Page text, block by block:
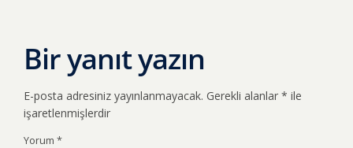
Bir yanıt yazın
E-posta adresiniz yayınlanmayacak. Gerekli alanlar * ile
işaretlenmişlerdir
Yorum *